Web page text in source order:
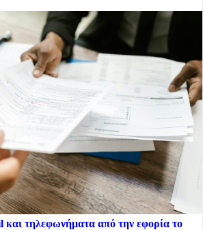
και τηλεφωνήματα από την εφορία το